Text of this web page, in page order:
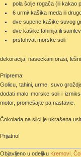
pola šolje rogača (ili kakao
6 urmi/ kašika meda ili
dve supene kašike suvog
dve kašike tahinija ili
prstohvat morske soli
dekoracija: naseckani orasi,
Priprema:
Golicu, tahini, urme, suvo
dodati malo morske soli i
motor, promešajte pa nastavie.
Čokolada na slici je ukrašena
Prijatno!
Objavljeno u odeljku Kremovi,